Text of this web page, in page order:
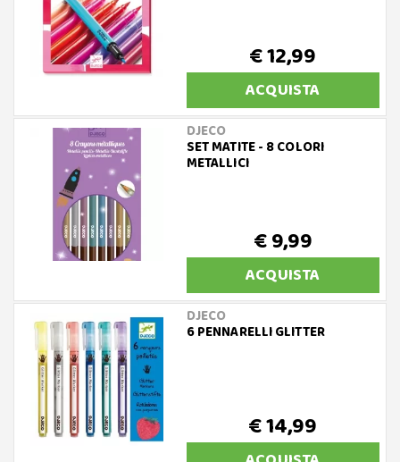
€ 12,99
ACQUISTA
DJECO
SET MATITE - 8 COLORI
METALLICI
€ 9,99
ACQUISTA
DJECO
6 PENNARELLI GLITTER
€ 14,99